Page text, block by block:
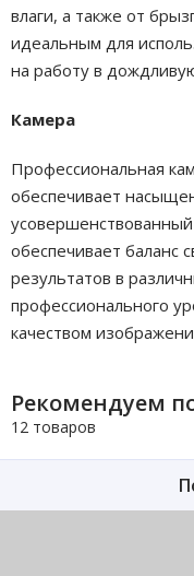
влаги, а также от
идеальным для
на работу в
Камера
Профессиональная
обеспечивает
обеспечивает баланс
результатов в
профессионального
качеством
Рекомендуем
12 товаров